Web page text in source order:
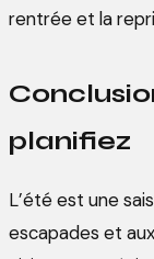
rentrée et la
planifiez
L’été est une
escapades et